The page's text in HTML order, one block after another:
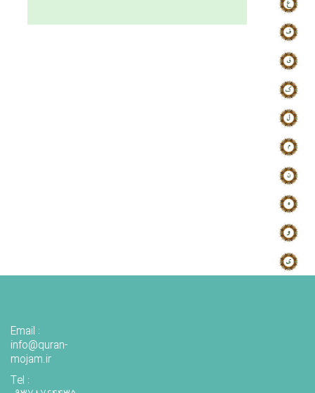
Email :
info@quran-
mojam.ir
Tel :